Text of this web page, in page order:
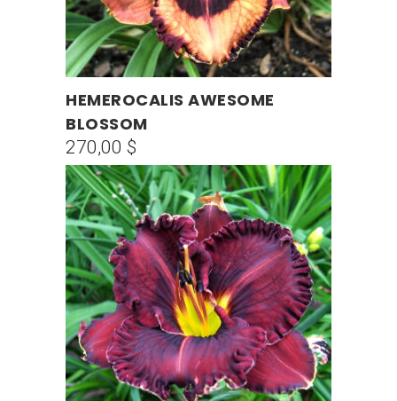
AÑADIR AL CARRITO
HEMEROCALIS AWESOME
BLOSSOM
270,00 $